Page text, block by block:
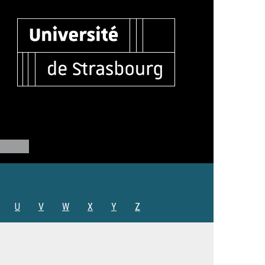
U V W X Y Z